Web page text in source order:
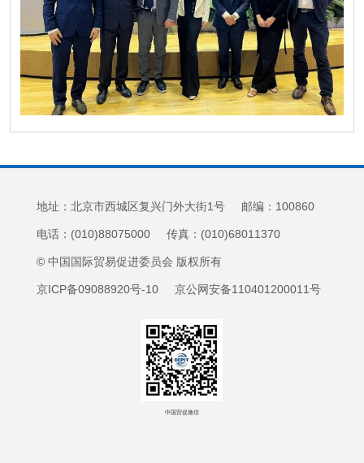
地址：北京市西城区复兴门外大街1号 邮编：100860
电话：(010)88075000 传真：(010)68011370
© 中国国际贸易促进委员会 版权所有
京ICP备09088920号-10 京公网安备110401200011号
中国贸促微信